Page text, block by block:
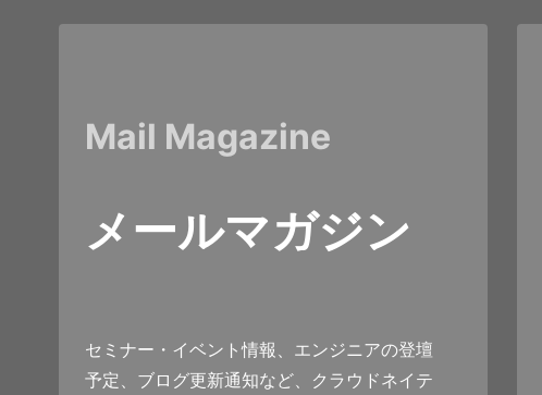
Mail Magazine
メールマガジン
セミナー・イベント情報、エンジニアの登壇
予定、ブログ更新通知など、クラウドネイテ